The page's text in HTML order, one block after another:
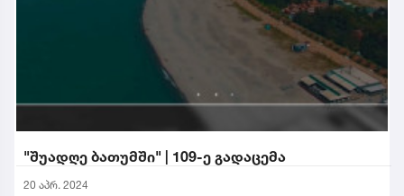
"შუადღე ბათუმში" | 109-ე გადაცემა
20 აპრ. 2024